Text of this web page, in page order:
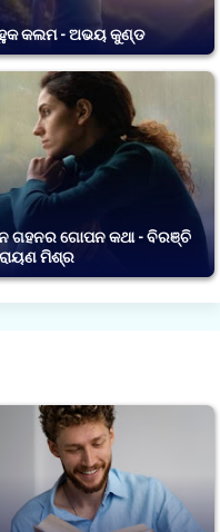
କଲମ - ଅଭୟ କୁଣ୍ଡ
ଗହନର ଗୋପନ କଥା - ବିରଞ୍ଚି
ମିଶ୍ର